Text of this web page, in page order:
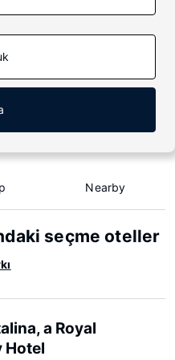
Nearby
seçme oteller
a Royal
Hotel